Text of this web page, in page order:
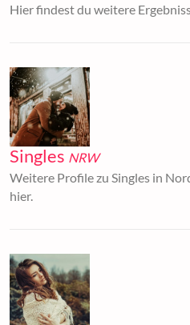
Hier findest du weitere
Singles NRW
Weitere Profile zu Singles in
hier.